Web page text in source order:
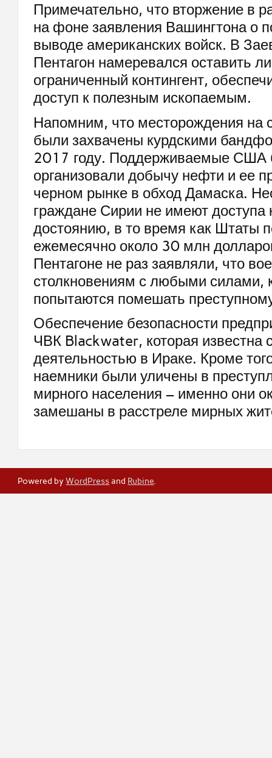
Примечательно, что вторжение в
на фоне заявления Вашингтона о
выводе американских войск. В
Пентагон намеревался оставить
ограниченный контингент,
доступ к полезным ископаемым.
Напомним, что месторождения на
были захвачены курдскими
2017 году. Поддерживаемые США
организовали добычу нефти и ее
черном рынке в обход Дамаска.
граждане Сирии не имеют доступа
достоянию, в то время как Штаты
ежемесячно около 30 млн
Пентагоне не раз заявляли, что
столкновениям с любыми силами,
попытаются помешать
Обеспечение безопасности
ЧВК Blackwater, которая известна
деятельностью в Ираке. Кроме
наемники были уличены в
мирного населения – именно они
замешаны в расстреле мирных
Powered byWordPressand Rubine